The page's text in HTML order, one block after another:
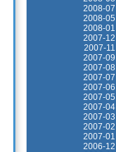
2008-07
2008-05
2008-01
2007-12
2007-11
2007-09
2007-08
2007-07
2007-06
2007-05
2007-04
2007-03
2007-02
2007-01
2006-12